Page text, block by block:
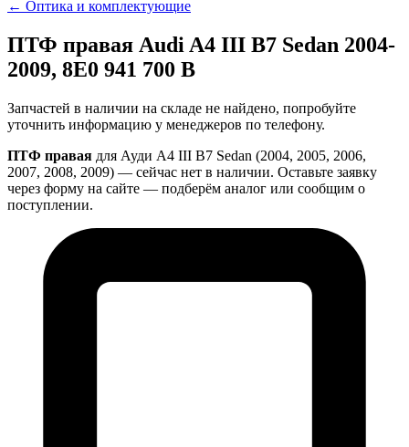
← Оптика и комплектующие
ПТФ правая Audi A4 III B7 Sedan 2004-
2009, 8E0 941 700 B
Запчастей в наличии на складе не найдено, попробуйте
уточнить информацию у менеджеров по телефону.
ПТФ правая для Ауди A4 III B7 Sedan (2004, 2005, 2006,
2007, 2008, 2009) — сейчас нет в наличии. Оставьте заявку
через форму на сайте — подберём аналог или сообщим о
поступлении.